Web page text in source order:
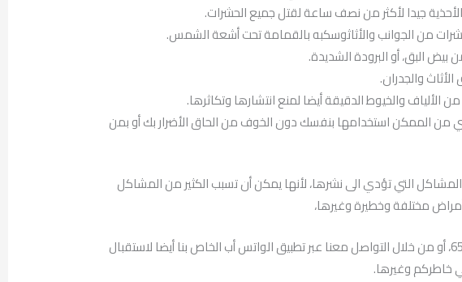
جيدا لأكثر من نصف ساعة لقتل جميع الحشرات.
من الجوانب والأثاثوسكبه بالقمامة تحت أشعة الشمس.
بيض البق، أو البرودة الشديدة.
والجدران.
والخيوط الدقيقة أيضا لمنع انتشارها وتكاثرها.
من الممكن استخدامها بنفسك دون الخوف من الحاق الأضرار بك أو بمن
التي تؤدي الى نشرها، لأنها يمكن أن تسبب الكثير من المشاكل
مختلفة وخطيرة وغيرها،
تواصل معنا عبر الرقم 65536683، أو من خلال التواصل معنا عبر تطبيق الواتس أب الخاص بنا أيضا لاستقبال
خاطركم وغيرها.